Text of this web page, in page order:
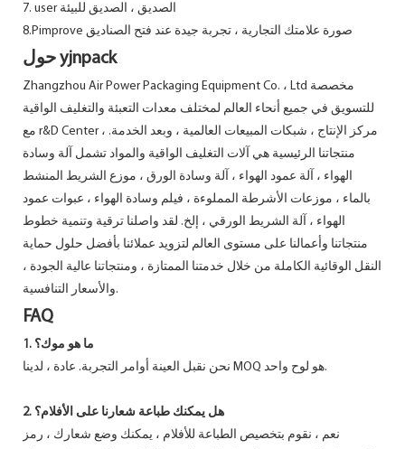
7. user الصديق ، الصديق للبيئة
8.Pimprove صورة علامتك التجارية ، تجربة جيدة عند فتح الصناديق
حول yjnpack
Zhangzhou Air Power Packaging Equipment Co. ، Ltd مخصصة
للتسويق في جميع أنحاء العالم لمختلف معدات التعبئة والتغليف الواقية
مع r&D Center ، مركز الإنتاج ، شبكات المبيعات العالمية ، وبعد الخدمة.
منتجاتنا الرئيسية هي آلات التغليف الواقية والمواد تشمل آلة وسادة
الهواء ، آلة عمود الهواء ، آلة وسادة الورق ، موزع الشريط المنشط
بالماء ، موزعات الأشرطة المملوءة ، فيلم وسادة الهواء ، عبوات عمود
الهواء ، آلة الشريط الورقي ، إلخ. لقد واصلنا ترقية وتنمية خطوط
منتجاتنا وأعمالنا على مستوى العالم لتزويد عملائنا بأفضل حلول حماية
النقل الوقائية الكاملة من خلال خدمتنا الممتازة ، ومنتجاتنا عالية الجودة ،
والأسعار التنافسية.
FAQ
1. ما هو موك؟
نحن نقبل العينة أوامر التجربة. عادة ، لدينا MOQ هو لوح واحد.
2. هل يمكنك طباعة شعارنا على الأفلام؟
نعم ، نقوم بتخصيص الطباعة للأفلام ، يمكنك وضع شعارك ، رمز